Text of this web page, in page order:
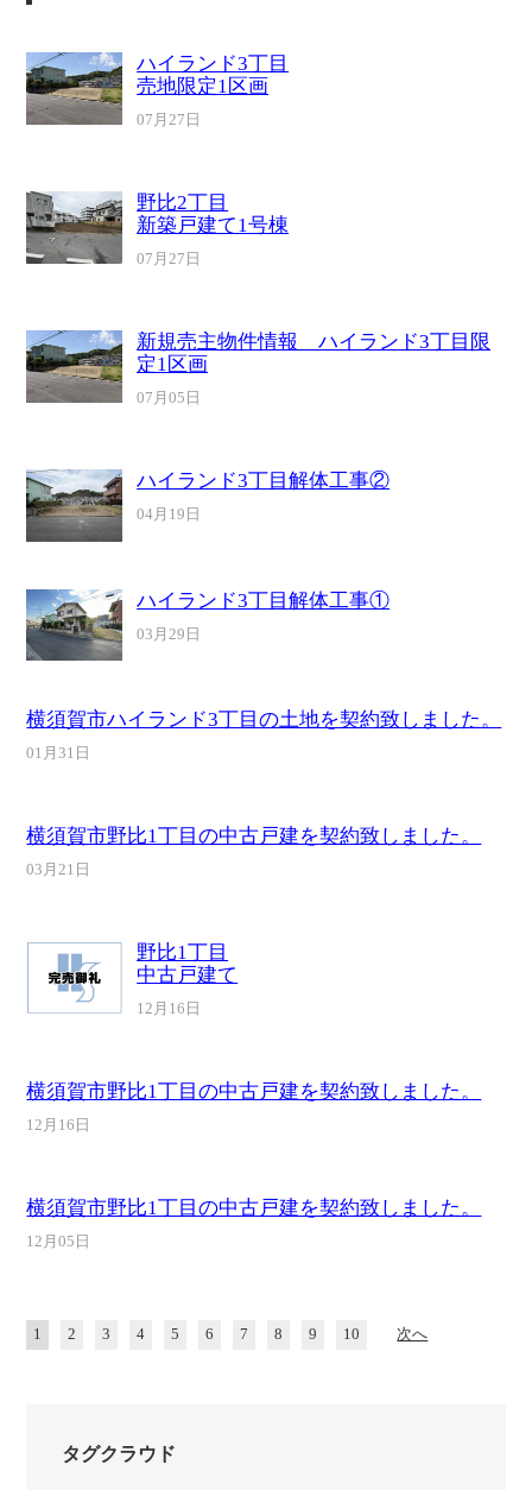
ハイランド3丁目
売地限定1区画
07月27日
野比2丁目
新築戸建て1号棟
07月27日
新規売主物件情報 ハイランド3丁目限
定1区画
07月05日
ハイランド3丁目解体工事②
04月19日
ハイランド3丁目解体工事①
03月29日
横須賀市ハイランド3丁目の土地を契約致しました。
01月31日
横須賀市野比1丁目の中古戸建を契約致しました。
03月21日
野比1丁目
中古戸建て
12月16日
横須賀市野比1丁目の中古戸建を契約致しました。
12月16日
横須賀市野比1丁目の中古戸建を契約致しました。
12月05日
1 2 3 4 5 6 7 8 9 10 次へ
タグクラウド